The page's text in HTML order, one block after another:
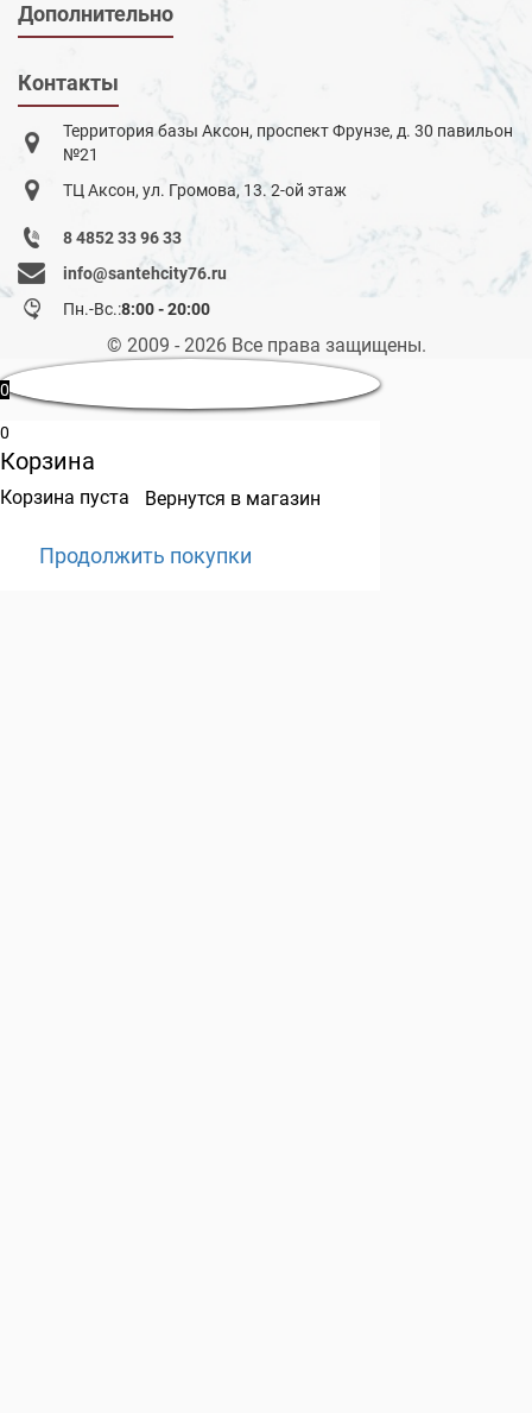
Дополнительно
Контакты
Территория базы Аксон, проспект Фрунзе, д. 30 павильон
№21
ТЦ Аксон, ул. Громова, 13. 2-ой этаж
8 4852 33 96 33
info@santehcity76.ru
Пн.-Вс.:8:00 - 20:00
© 2009 - 2026 Все права защищены.
0
0
Корзина
Корзина пуста Вернутся в магазин
Продолжить покупки